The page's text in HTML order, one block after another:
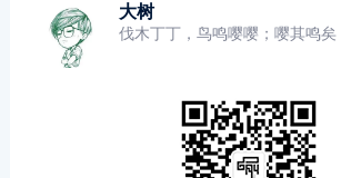
大树
伐木丁丁，鸟鸣嘤嘤；嘤其鸣矣